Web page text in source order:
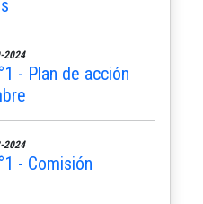
2024
- Plan de acción
2024
- Comisión